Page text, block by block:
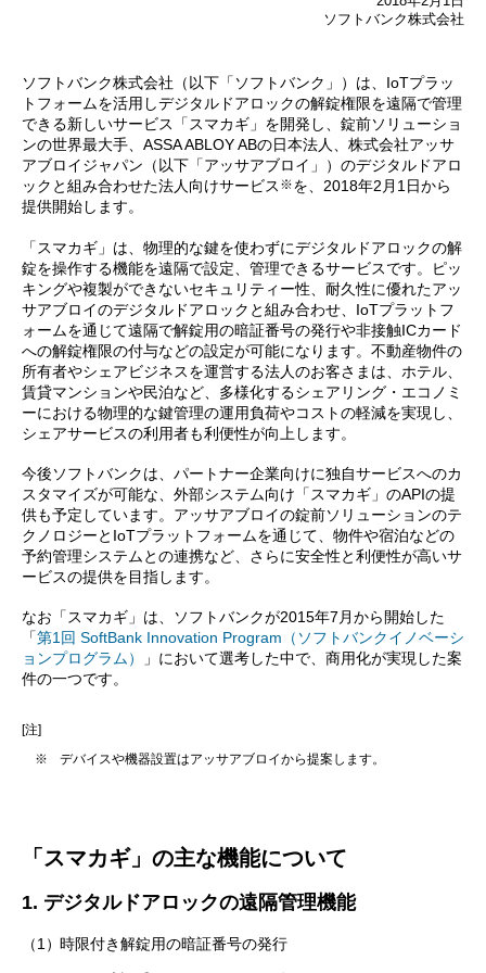
ソフトバンク株式会社
ソフトバンク株式会社（以下「ソフトバンク」）は、IoTプラッ
トフォームを活用しデジタルドアロックの解錠権限を遠隔で管理
できる新しいサービス「スマカギ」を開発し、錠前ソリューショ
ンの世界最大手、ASSA ABLOY ABの日本法人、株式会社アッサ
アブロイジャパン（以下「アッサアブロイ」）のデジタルドアロ
ックと組み合わせた法人向けサービス ※を、2018年2月1日から
提供開始します。
「スマカギ」は、物理的な鍵を使わずにデジタルドアロックの解
錠を操作する機能を遠隔で設定、管理できるサービスです。ピッ
キングや複製ができないセキュリティー性、耐久性に優れたアッ
サアブロイのデジタルドアロックと組み合わせ、IoTプラットフ
ォームを通じて遠隔で解錠用の暗証番号の発行や非接触ICカード
への解錠権限の付与などの設定が可能になります。不動産物件の
所有者やシェアビジネスを運営する法人のお客さまは、ホテル、
賃貸マンションや民泊など、多様化するシェアリング・エコノミ
ーにおける物理的な鍵管理の運用負荷やコストの軽減を実現し、
シェアサービスの利用者も利便性が向上します。
今後ソフトバンクは、パートナー企業向けに独自サービスへのカ
スタマイズが可能な、外部システム向け「スマカギ」のAPIの提
供も予定しています。アッサアブロイの錠前ソリューションのテ
クノロジーとIoTプラットフォームを通じて、物件や宿泊などの
予約管理システムとの連携など、さらに安全性と利便性が高いサ
ービスの提供を目指します。
なお「スマカギ」は、ソフトバンクが2015年7月から開始した
「第1回 SoftBank Innovation Program（ソフトバンクイノベーシ
ョンプログラム）
」において選考した中で、商用化が実現した案
件の一つです。
[注]
※
デバイスや機器設置はアッサアブロイから提案します。
「スマカギ」の主な機能について
1. デジタルドアロックの遠隔管理機能
（1）時限付き解錠用の暗証番号の発行